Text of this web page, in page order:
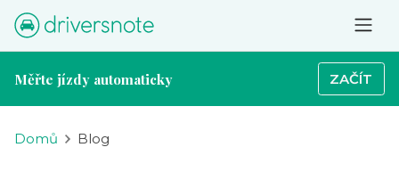
Měřte jízdy automaticky ZAČÍT
Domů Blog